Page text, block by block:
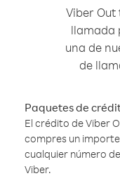
Viber
llamada
una de
de
Paquetes de
El crédito de Viber
compres un
cualquier número
Viber.